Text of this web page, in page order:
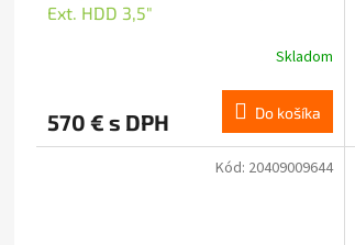
Ext. HDD 3,5"
Skladom
570 € s DPH Do košíka
Kód: 20409009644